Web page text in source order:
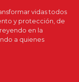
vidas todos
y protección, de
en la
a quienes